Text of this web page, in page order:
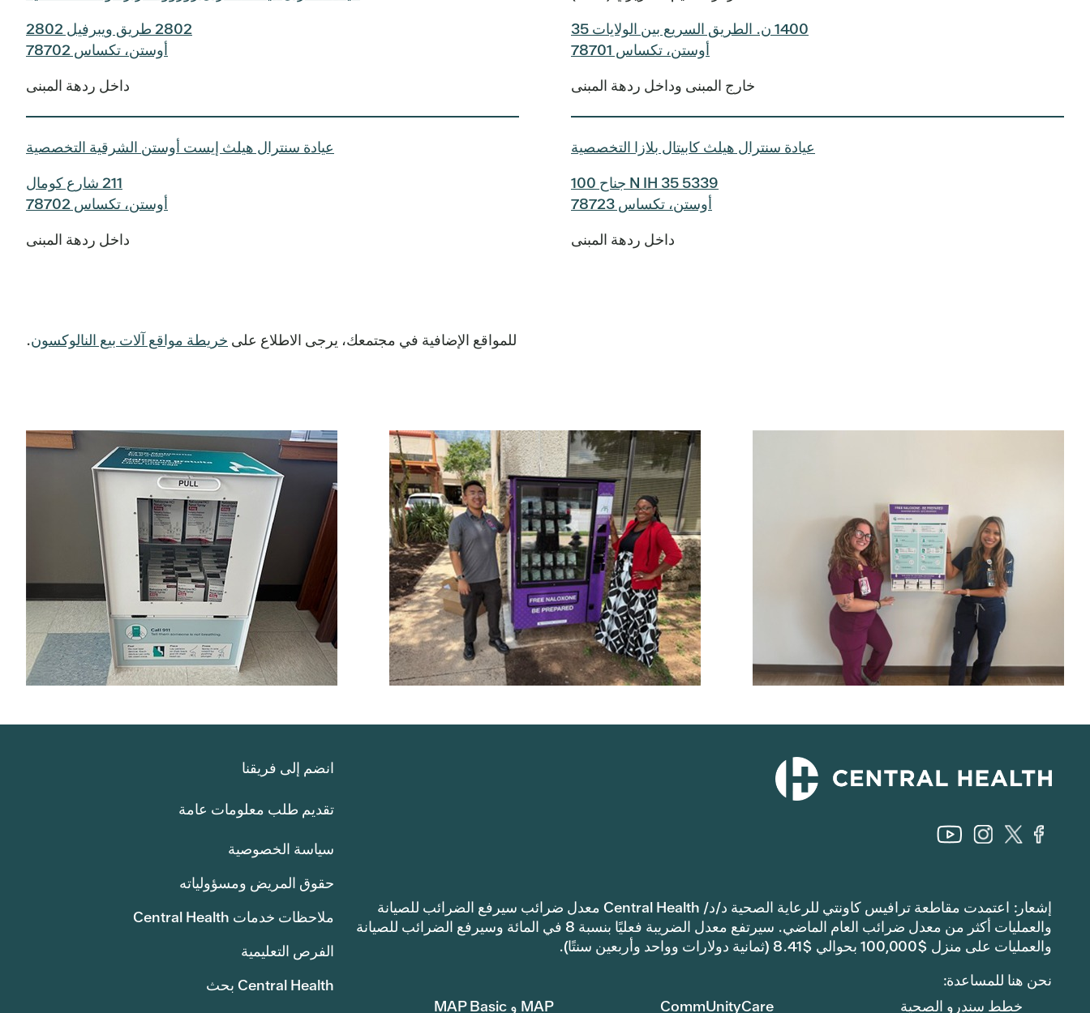
1400 ن. الطريق السريع بين الولايات 35
أوستن، تكساس 78701
خارج المبنى وداخل ردهة المبنى
عيادة سنترال هيلث كابيتال بلازا التخصصية
5339 N IH 35 جناح 100
أوستن، تكساس 78723
داخل ردهة المبنى
2802 طريق ويبرفيل 2802
أوستن، تكساس 78702
داخل ردهة المبنى
عيادة سنترال هيلث إيست أوستن الشرقية التخصصية
211 شارع كومال
أوستن، تكساس 78702
داخل ردهة المبنى
للمواقع الإضافية في مجتمعك، يرجى الاطلاع على خريطة مواقع آلات بيع النالوكسون.
إشعار: اعتمدت مقاطعة ترافيس كاونتي للرعاية الصحية د/د/ Central Health معدل ضرائب سيرفع الضرائب للصيانة
والعمليات أكثر من معدل ضرائب العام الماضي. سيرتفع معدل الضريبة فعليًا بنسبة 8 في المائة وسيرفع الضرائب للصيانة
والعمليات على منزل $100,000 بحوالي $8.41 (ثمانية دولارات وواحد وأربعين سنتًا).
نحن هنا للمساعدة:
MAP و MAP Basic
CommUnityCare خطط سندرو الصحية
انضم إلى فريقنا
تقديم طلب معلومات عامة
سياسة الخصوصية
حقوق المريض ومسؤولياته
ملاحظات خدمات Central Health
الفرص التعليمية
Central Health بحث